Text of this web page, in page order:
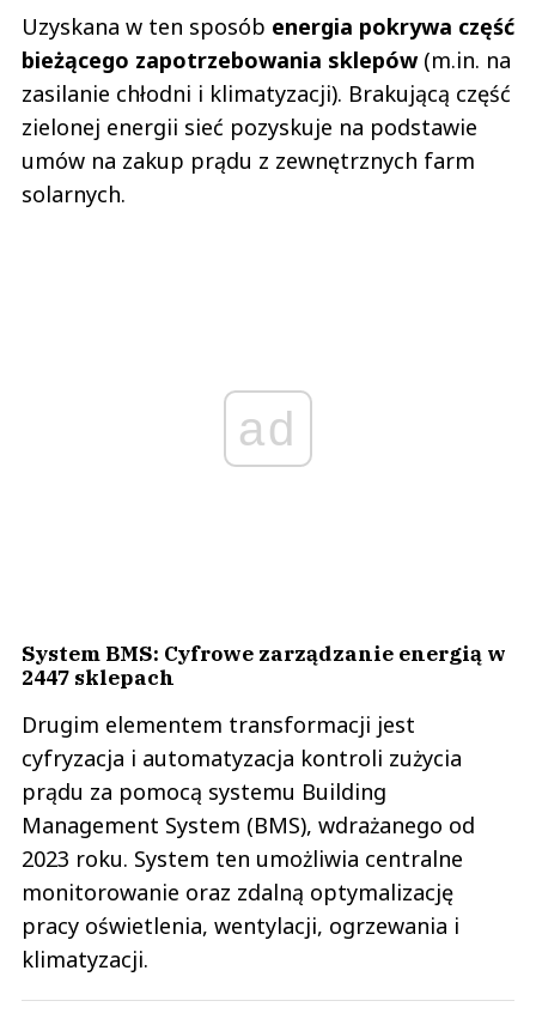
Uzyskana w ten sposób energia pokrywa część
bieżącego zapotrzebowania sklepów(m.in. na
zasilanie chłodni i klimatyzacji). Brakującą część
zielonej energii sieć pozyskuje na podstawie
umów na zakup prądu z zewnętrznych farm
solarnych.
ad
System BMS: Cyfrowe zarządzanie energią w
2447 sklepach
Drugim elementem transformacji jest
cyfryzacja i automatyzacja kontroli zużycia
prądu za pomocą systemu Building
Management System (BMS), wdrażanego od
2023 roku. System ten umożliwia centralne
monitorowanie oraz zdalną optymalizację
pracy oświetlenia, wentylacji, ogrzewania i
klimatyzacji.